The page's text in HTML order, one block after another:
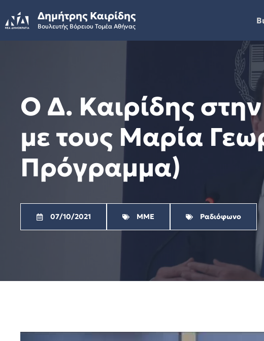
to
content
Δημήτρης Καιρίδης
Βουλευτής Βόρειου Τομέα Αθήνας
Ο Δ. Καιρίδης
με τους Μαρία
Πρόγραμμα)
07/10/2021 ΜΜΕ Ραδιόφωνο